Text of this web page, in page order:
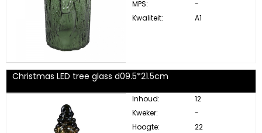
MPS:
-
Kwaliteit:
A1
Christmas LED tree glass d09.5*21.5cm
Inhoud:
12
Kweker:
-
Hoogte:
22